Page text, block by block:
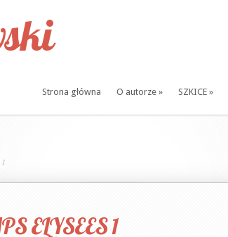
Strona główna O autorze » SZKICE »
ELYSEES 1